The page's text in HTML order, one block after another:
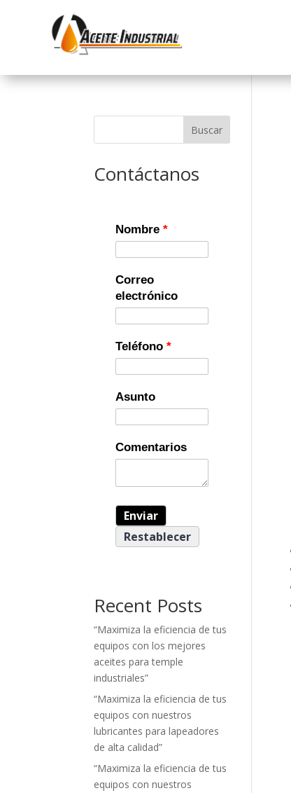
Buscar
Contáctanos
Nombre*
Correo
electrónico
Teléfono*
Asunto
Comentarios
Recent Posts
“Maximiza la eficiencia de tus
equipos con los mejores
aceites para temple
industriales”
“Maximiza la eficiencia de tus
equipos con nuestros
lubricantes para lapeadores
de alta calidad”
“Maximiza la eficiencia de tus
equipos con nuestros